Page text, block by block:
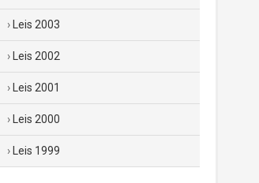
Leis 2003
Leis 2002
Leis 2001
Leis 2000
Leis 1999